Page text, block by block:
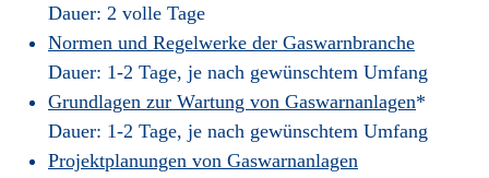
Dauer: 2 volle Tage
Normen und Regelwerke der Gaswarnbranche
Dauer: 1-2 Tage, je nach gewünschtem Umfang
Grundlagen zur Wartung von Gaswarnanlagen*
Dauer: 1-2 Tage, je nach gewünschtem Umfang
Projektplanungen von Gaswarnanlagen